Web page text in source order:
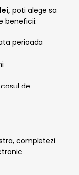
poti alege sa
beneficii:
perioada
de
completezi